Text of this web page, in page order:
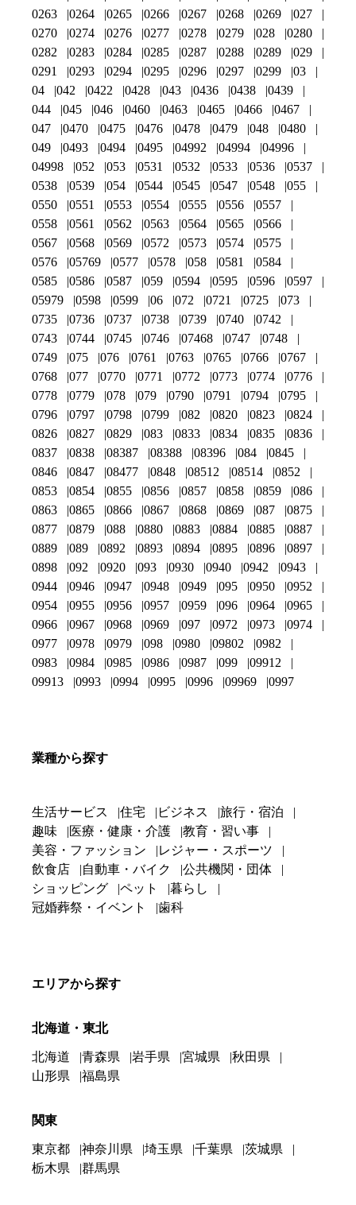
0263
0264 0265 0266 0267 0268 0269
027
0270
0274 0276 0277 0278 0279 028
0280
0282
0283 0284 0285 0287 0288 0289
029
0291
0293 0294 0295 0296 0297 0299
03
04
042 0422 0428 043 0436 0438
0439
044
045 046 0460 0463 0465 0466
0467
047
0470 0475 0476 0478 0479 048
0480
049
0493 0494 0495 04992 04994
04996
04998
052 053 0531 0532 0533 0536
0537
0538
0539 054 0544 0545 0547 0548
055
0550
0551 0553 0554 0555 0556
0557
0558
0561 0562 0563 0564 0565
0566
0567
0568 0569 0572 0573 0574
0575
0576
05769 0577 0578 058 0581
0584
0585
0586 0587 059 0594 0595 0596
0597
05979
0598 0599 06 072 0721 0725
073
0735
0736 0737 0738 0739 0740
0742
0743
0744 0745 0746 07468 0747
0748
0749
075 076 0761 0763 0765 0766
0767
0768
077 0770 0771 0772 0773 0774
0776
0778
0779 078 079 0790 0791 0794
0795
0796
0797 0798 0799 082 0820 0823
0824
0826
0827 0829 083 0833 0834 0835
0836
0837
0838 08387 08388 08396 084
0845
0846
0847 08477 0848 08512 08514
0852
0853
0854 0855 0856 0857 0858 0859
086
0863
0865 0866 0867 0868 0869 087
0875
0877
0879 088 0880 0883 0884 0885
0887
0889
089 0892 0893 0894 0895 0896
0897
0898
092 0920 093 0930 0940 0942
0943
0944
0946 0947 0948 0949 095 0950
0952
0954
0955 0956 0957 0959 096 0964
0965
0966
0967 0968 0969 097 0972 0973
0974
0977
0978 0979 098 0980 09802
0982
0983
0984 0985 0986 0987 099
09912
09913
0993 0994 0995 0996 09969 0997
業種から探す
生活サービス 住宅 ビジネス
旅行・宿泊
趣味
医療・健康・介護
教育・習い事
美容・ファッション
レジャー・スポーツ
飲食店
自動車・バイク
公共機関・団体
ショッピング
ペット
暮らし
冠婚葬祭・イベント
歯科
エリアから探す
北海道・東北
北海道 青森県 岩手県 宮城県
秋田県
山形県
福島県
関東
東京都 神奈川県 埼玉県 千葉県
茨城県
栃木県
群馬県